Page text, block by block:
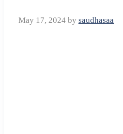
May 17, 2024 by saudhasaa